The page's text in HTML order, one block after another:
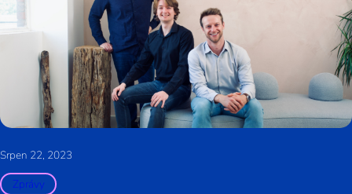
Srpen 22, 2023
Zprávy